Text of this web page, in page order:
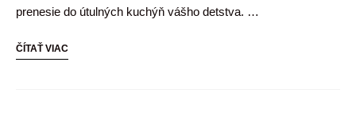
prenesie do útulných kuchýň vášho detstva. …
ČÍTAŤ VIAC